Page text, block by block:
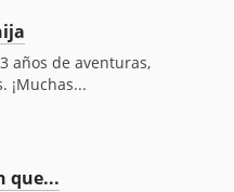
años de aventuras,
¡Muchas...
que...